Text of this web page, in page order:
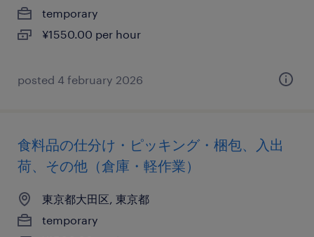
temporary
¥1550.00 per hour
posted 4 february 2026
食料品の仕分け・ピッキング・梱包、入出
荷、その他（倉庫・軽作業）
東京都大田区, 東京都
temporary